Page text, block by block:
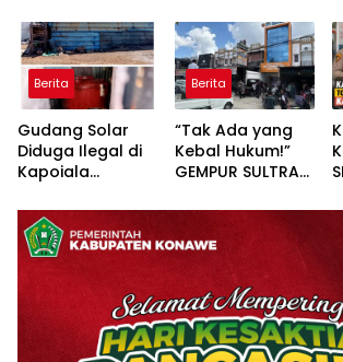
Langsung ke
Lahan Jagung
Desa Walay
Serap Aspirasi
Masyarakat
Padangguni
Berita
Gudang Solar
Diduga Ilegal di
Kapoiala
Dilaporkan ke
Lembaga Hukum
Berita
“Tak Ada yang
Kebal Hukum!”
GEMPUR SULTRA
Fajar S Tanawali
dan PT
Tadisangka, Siap
Kuasai Lahan
Puuwatu